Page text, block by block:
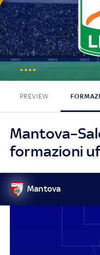
PREVIEW
formazioni
Mantova